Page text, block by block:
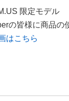
限定モデル
の皆様に商品の
はこちら